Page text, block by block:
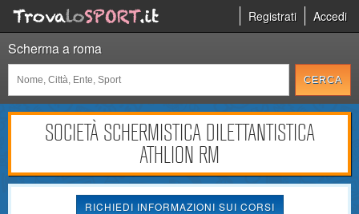
Registrati Accedi
Scherma a roma
SOCIETÀ SCHERMISTICA DILETTANTISTICA
ATHLION RM
RICHIEDI INFORMAZIONI SUI CORSI